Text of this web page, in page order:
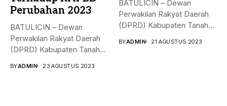
Perubahan 2023
BATULICIN – Dewan
Perwakilan Rakyat Daerah
(DPRD) Kabupaten Tanah
BYADMIN 23 AGUSTUS 2023
BATULICIN – Dewan
Perwakilan Rakyat Daerah
(DPRD) Kabupaten Tanah
BYADMIN 21 AGUSTUS 2023